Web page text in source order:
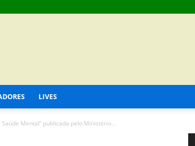
LIVES
Mental” publicada pelo Ministério...